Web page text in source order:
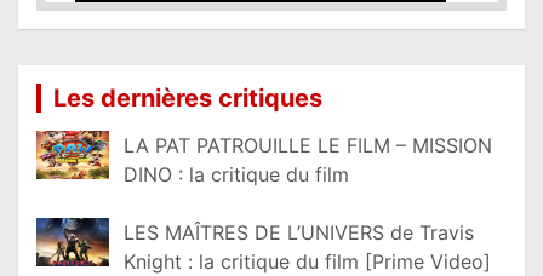
Les dernières critiques
LA PAT PATROUILLE LE FILM – MISSION
DINO : la critique du film
LES MAÎTRES DE L’UNIVERS de Travis
Knight : la critique du film [Prime Video]